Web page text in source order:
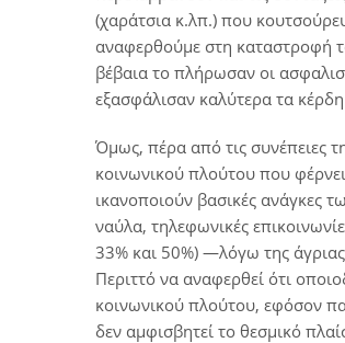
(χαράτσια κ.λπ.) που
αναφερθούμε στη καταστροφή
βέβαια το πλήρωσαν οι
εξασφάλισαν καλύτερα τα
Όμως, πέρα από τις συνέπειες
κοινωνικού πλούτου που
ικανοποιούν βασικές ανάγκες
ναύλα, τηλεφωνικές
33% και 50%) ―λόγω της
Περιττό να αναφερθεί ότι
κοινωνικού πλούτου, εφόσον
δεν αμφισβητεί το θεσμικό